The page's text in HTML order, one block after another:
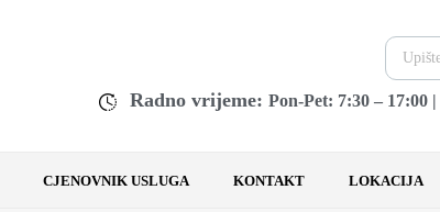
Radno vrijeme: Pon-Pet: 7:30 – 17:00 |
CJENOVNIK USLUGA KONTAKT LOKACIJA